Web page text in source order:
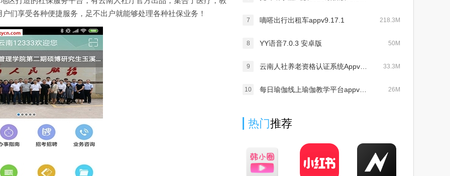
们享受各种便捷服务，足不出户就能够处理各种社保业务！
7 嘀嗒出行出租车appv9.17.1 218.3M
8 YY语音7.0.3 安卓版 50M
9 33.3M
10 26M
热门推荐